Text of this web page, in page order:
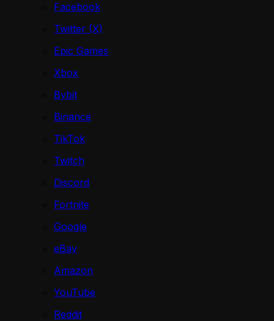
Facebook
Twitter (X)
Epic Games
Xbox
Bybit
Binance
TikTok
Twitch
Discord
Fortnite
Google
eBay
Amazon
YouTube
Reddit